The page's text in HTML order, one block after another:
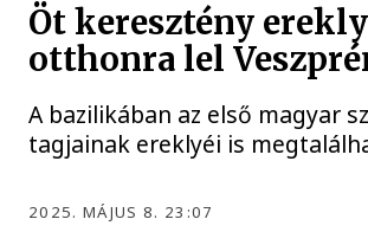
Öt keresztény
otthonra lel
A bazilikában az első magyar
tagjainak ereklyéi is
2025. MÁJUS 8. 23:07